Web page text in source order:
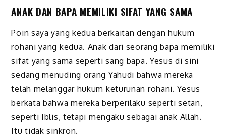
ANAK DAN BAPA MEMILIKI SIFAT YANG SAMA
Poin saya yang kedua berkaitan dengan hukum
rohani yang kedua. Anak dari seorang bapa memiliki
sifat yang sama seperti sang bapa. Yesus di sini
sedang menuding orang Yahudi bahwa mereka
telah melanggar hukum keturunan rohani. Yesus
berkata bahwa mereka berperilaku seperti setan,
seperti Iblis, tetapi mengaku sebagai anak Allah.
Itu tidak sinkron.